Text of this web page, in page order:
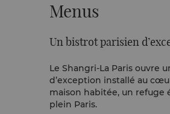
Menus
Un bistrot parisien
Le Shangri-La Paris ouvre
d’exception installé au
maison habitée, un refuge
plein Paris.